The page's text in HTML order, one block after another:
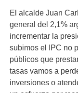
El alcalde Juan
general del 2,1%
incrementar la
subimos el IPC no
públicos que
tasas vamos a
inversiones o